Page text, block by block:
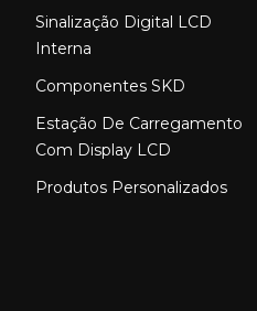
Sinalização Digital LCD
Interna
Componentes SKD
Estação De Carregamento
Com Display LCD
Produtos Personalizados